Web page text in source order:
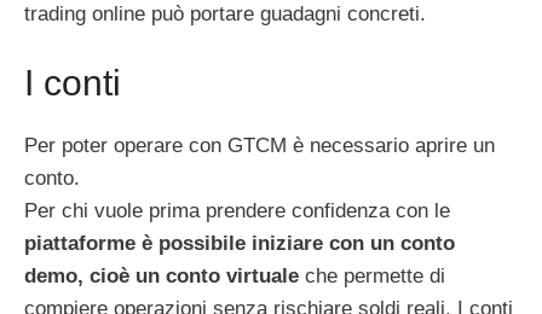
trading online può portare guadagni concreti.
I conti
Per poter operare con GTCM è necessario aprire un
conto.
Per chi vuole prima prendere confidenza con le
piattaforme è possibile iniziare con un conto
demo, cioè un conto virtuale che permette di
compiere operazioni senza rischiare soldi reali. I conti